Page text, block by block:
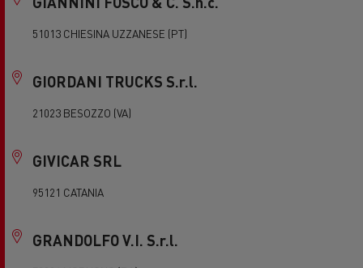
51013 CHIESINA UZZANESE (PT)
GIORDANI TRUCKS S.r.l.
21023 BESOZZO (VA)
GIVICAR SRL
95121 CATANIA
GRANDOLFO V.I. S.r.l.